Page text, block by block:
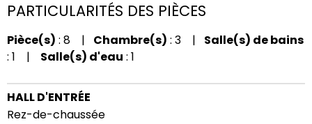
PARTICULARITÉS DES PIÈCES
Pièce(s) : 8 | Chambre(s) : 3 | Salle(s) de bains
: 1 |
Salle(s) d'eau : 1
HALL D'ENTRÉE
Rez-de-chaussée